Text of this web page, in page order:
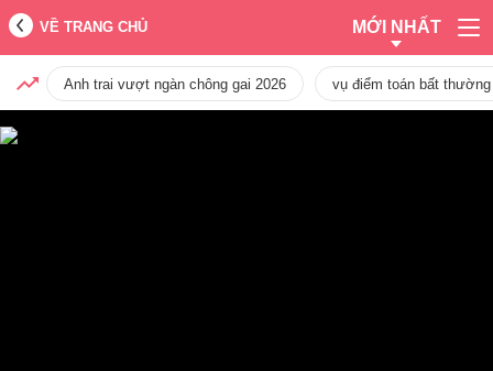
VỀ TRANG CHỦ MỚI NHẤT
Anh trai vượt ngàn chông gai 2026 vụ điểm toán bất